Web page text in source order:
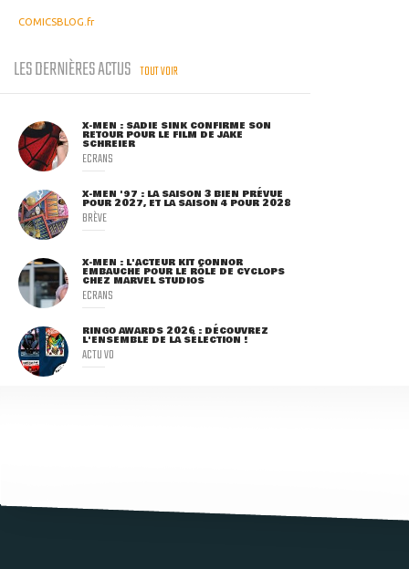
COMICSBLOG.fr
LES DERNIÈRES ACTUS TOUT VOIR
X-MEN : SADIE SINK CONFIRME SON
RETOUR POUR LE FILM DE JAKE
SCHREIER
ECRANS
X-MEN '97 : LA SAISON 3 BIEN PRÉVUE
POUR 2027, ET LA SAISON 4 POUR 2028
BRÈVE
X-MEN : L'ACTEUR KIT CONNOR
EMBAUCHÉ POUR LE RÔLE DE CYCLOPS
CHEZ MARVEL STUDIOS
ECRANS
RINGO AWARDS 2026 : DÉCOUVREZ
L'ENSEMBLE DE LA SÉLECTION !
ACTU VO